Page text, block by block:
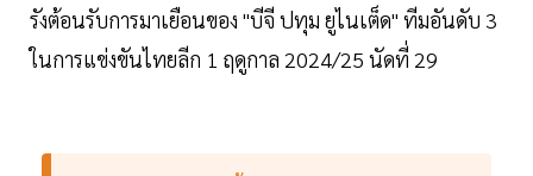
รังต้อนรับการมาเยือนของ "บีจี ปทุม ยูไนเต็ด" ทีมอันดับ 3
ในการแข่งขันไทยลีก 1 ฤดูกาล 2024/25 นัดที่ 29